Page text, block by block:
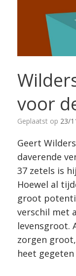
voor
Geplaatst op 23/
Geert
daverende
37 zetels is
Hoewel al
groot
verschil met
levensgroot.
zorgen
heet